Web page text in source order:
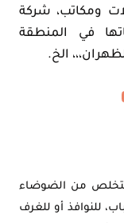
ومكاتب، شركة
في المنطقة
الخ.
من الضوضاء
للنوافذ أو للغرف